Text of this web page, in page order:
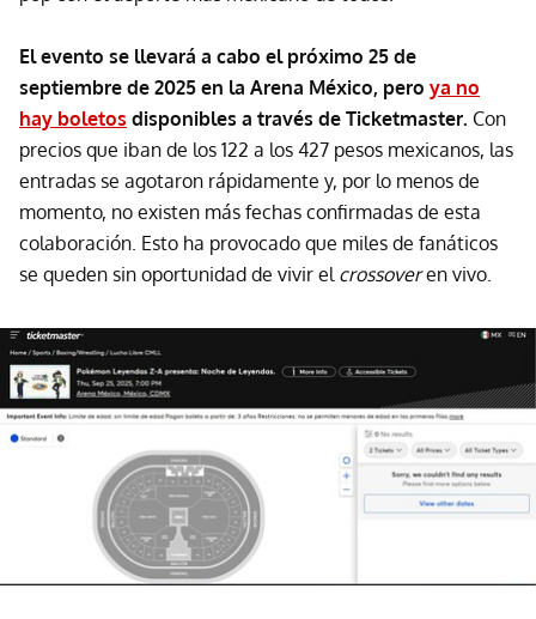
El evento se llevará a cabo el próximo 25 de
septiembre de 2025 en la Arena México, pero ya no
hay boletos disponibles a través de Ticketmaster. Con
precios que iban de los 122 a los 427 pesos mexicanos, las
entradas se agotaron rápidamente y, por lo menos de
momento, no existen más fechas confirmadas de esta
colaboración. Esto ha provocado que miles de fanáticos
se queden sin oportunidad de vivir el crossoveren vivo.